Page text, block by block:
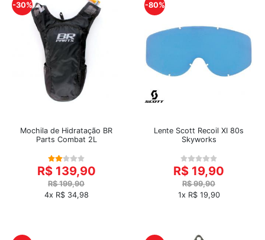
-30%
Mochila de Hidratação BR
Parts Combat 2L
R$ 139,90
R$ 199,90
4x R$ 34,98
-80%
Lente Scott Recoil XI 80s
Skyworks
R$ 19,90
R$ 99,90
1x R$ 19,90